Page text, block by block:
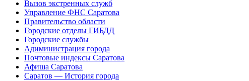
Вызов экстренных служб
Управление ФНС Саратова
Правительство области
Городские отделы ГИБДД
Городские службы
Адиминистрация города
Почтовые индексы Саратова
Афиша Саратова
Саратов — История города